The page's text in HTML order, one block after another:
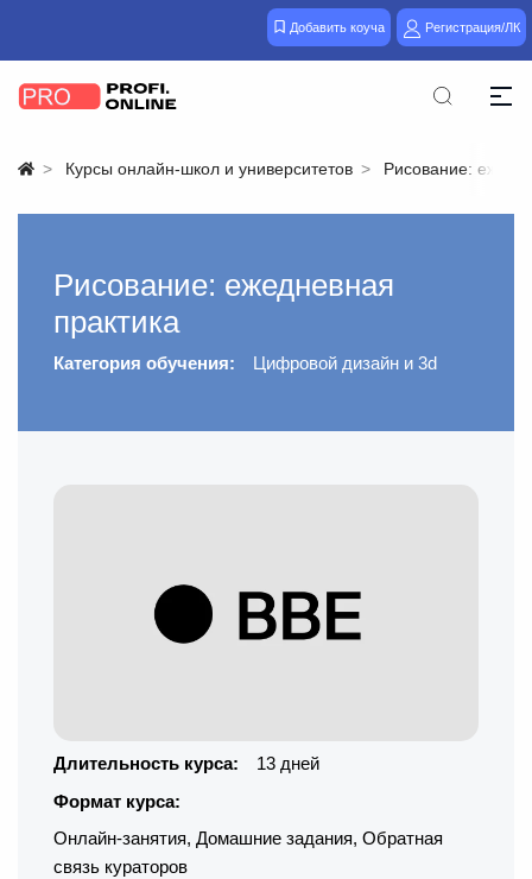
Добавить коуча Регистрация/ЛК
Курсы онлайн-школ и университетов Рисование:
Рисование: ежедневная
практика
Категория обучения: Цифровой дизайн и 3d
Длительность курса:
13 дней
Формат курса:
Онлайн-занятия, Домашние задания, Обратная
связь кураторов